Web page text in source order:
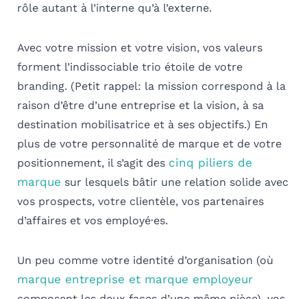
rôle autant à l’interne qu’à l’externe.
Avec votre mission et votre vision, vos valeurs
forment l’indissociable trio étoile de votre
branding. (Petit rappel: la mission correspond à la
raison d’être d’une entreprise et la vision, à sa
destination mobilisatrice et à ses objectifs.) En
plus de votre personnalité de marque et de votre
positionnement, il s’agit des cinq piliers de
marque sur lesquels bâtir une relation solide avec
vos prospects, votre clientèle, vos partenaires
d’affaires et vos employé·es.
Un peu comme votre identité d’organisation (où
marque entreprise et marque employeur